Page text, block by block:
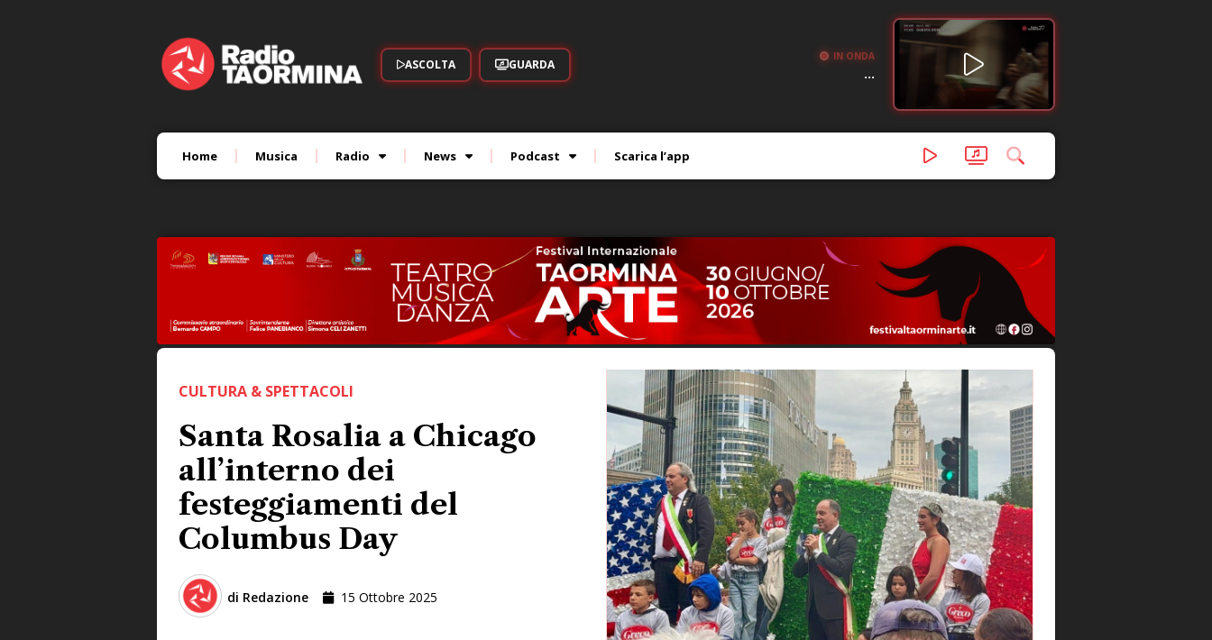
ASCOLTA GUARDA
IN ONDA
...
Home Musica Radio News Podcast Scarica l’app
CULTURA & SPETTACOLI
Santa Rosalia a Chicago
all’interno dei
festeggiamenti del
Columbus Day
di Redazione 15 Ottobre 2025